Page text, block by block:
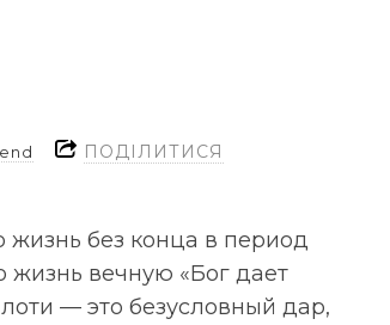
ПОДІЛИТИСЯ
жизнь без конца в период
жизнь вечную «Бог дает
— это безусловный дар,